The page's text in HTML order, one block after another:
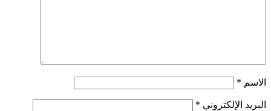
الاسم *
البريد الإلكتروني *